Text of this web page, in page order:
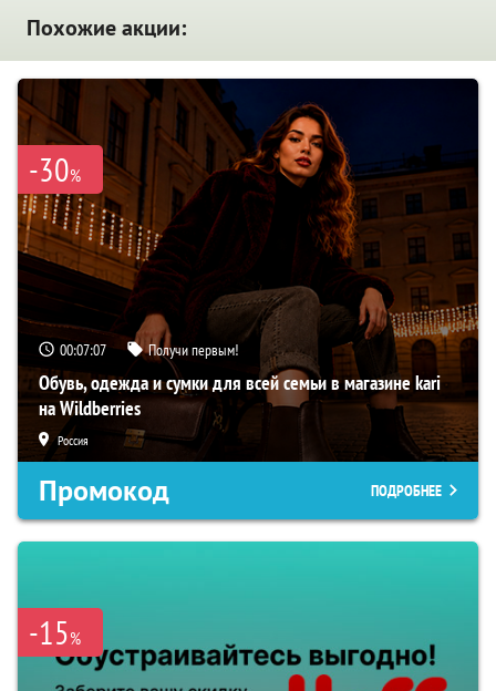
Похожие акции:
-30%
00:07:07 Получи первым!
Обувь, одежда и сумки для всей семьи в магазине kari
на Wildberries
Россия
Промокод ПОДРОБНЕЕ
-15%